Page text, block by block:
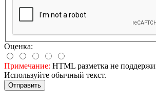
Оценка:
Примечание: HTML разметка не
Используйте обычный текст.
Отправить